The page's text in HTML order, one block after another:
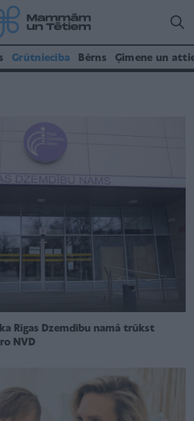
Grūtniecība Bērns Ģimene un
Rīgas Dzemdību namā trūkst
NVD